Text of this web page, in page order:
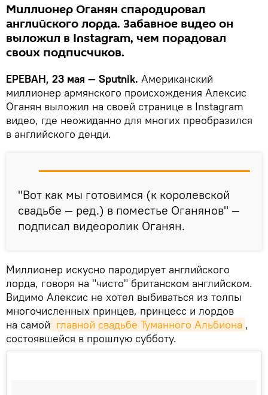
Миллионер Оганян спародировал
английского лорда. Забавное видео он
выложил в Instagram, чем порадовал
своих подписчиков.
ЕРЕВАН, 23 мая — Sputnik. Американский
миллионер армянского происхождения Алексис
Оганян выложил на своей странице в Instagram
видео, где неожиданно для многих преобразился
в английского денди.
"Вот как мы готовимся (к королевской
свадьбе — ред.) в поместье Оганянов" —
подписал видеоролик Оганян.
Миллионер искусно пародирует английского
лорда, говоря на "чисто" британском английском.
Видимо Алексис не хотел выбиваться из толпы
многочисленных принцев, принцесс и лордов
на самой главной свадьбе Туманного Альбиона ,
состоявшейся в прошлую субботу.